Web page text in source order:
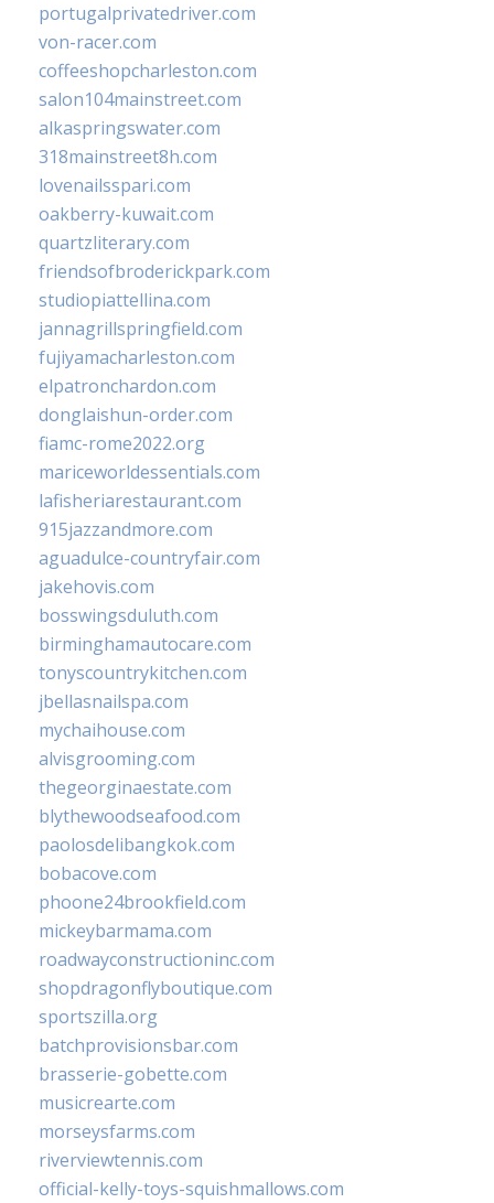
portugalprivatedriver.com
von-racer.com
coffeeshopcharleston.com
salon104mainstreet.com
alkaspringswater.com
318mainstreet8h.com
lovenailsspari.com
oakberry-kuwait.com
quartzliterary.com
friendsofbroderickpark.com
studiopiattellina.com
jannagrillspringfield.com
fujiyamacharleston.com
elpatronchardon.com
donglaishun-order.com
fiamc-rome2022.org
mariceworldessentials.com
lafisheriarestaurant.com
915jazzandmore.com
aguadulce-countryfair.com
jakehovis.com
bosswingsduluth.com
birminghamautocare.com
tonyscountrykitchen.com
jbellasnailspa.com
mychaihouse.com
alvisgrooming.com
thegeorginaestate.com
blythewoodseafood.com
paolosdelibangkok.com
bobacove.com
phoone24brookfield.com
mickeybarmama.com
roadwayconstructioninc.com
shopdragonflyboutique.com
sportszilla.org
batchprovisionsbar.com
brasserie-gobette.com
musicrearte.com
morseysfarms.com
riverviewtennis.com
official-kelly-toys-squishmallows.com